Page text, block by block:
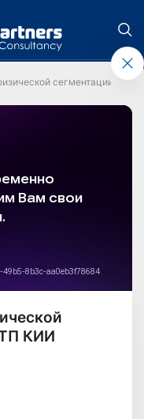
сегментации
КИИ